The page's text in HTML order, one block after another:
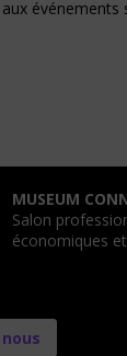
événements
MUSEUM
Salon
économiques